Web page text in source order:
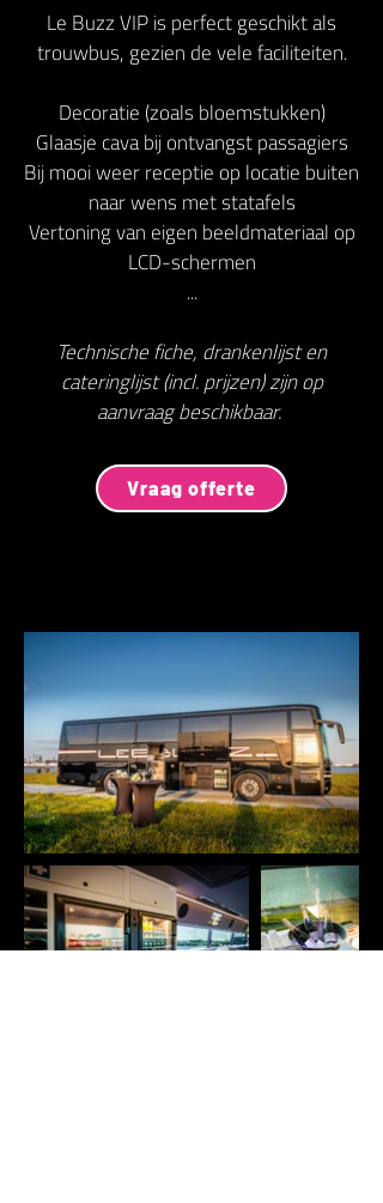
Le Buzz VIP is perfect geschikt als
trouwbus, gezien de vele faciliteiten.
Decoratie (zoals bloemstukken)
Glaasje cava bij ontvangst passagiers
Bij mooi weer receptie op locatie buiten
naar wens met statafels
Vertoning van eigen beeldmateriaal op
LCD-schermen
...
Technische fiche, drankenlijst en
cateringlijst (incl. prijzen) zijn op
aanvraag beschikbaar.
Vraag offerte